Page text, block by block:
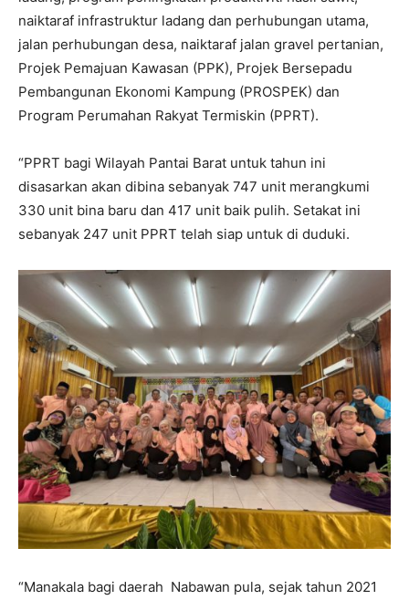
naiktaraf infrastruktur ladang dan perhubungan utama,
jalan perhubungan desa, naiktaraf jalan gravel pertanian,
Projek Pemajuan Kawasan (PPK), Projek Bersepadu
Pembangunan Ekonomi Kampung (PROSPEK) dan
Program Perumahan Rakyat Termiskin (PPRT).
“PPRT bagi Wilayah Pantai Barat untuk tahun ini
disasarkan akan dibina sebanyak 747 unit merangkumi
330 unit bina baru dan 417 unit baik pulih. Setakat ini
sebanyak 247 unit PPRT telah siap untuk di duduki.
“Manakala bagi daerah Nabawan pula, sejak tahun 2021